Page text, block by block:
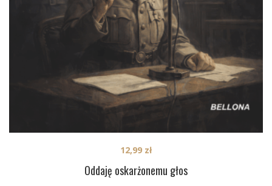
Oddaję oskarżonemu głos
12,99 zł